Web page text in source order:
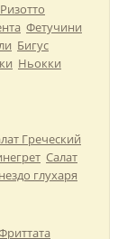
Ризотто
Фетучини
Бигус
Ньокки
Греческий
Салат
глухаря